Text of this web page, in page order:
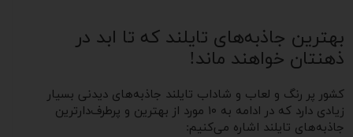
بهترین جاذبه‌های تایلند که تا ابد در
ذهنتان خواهند ماند!
کشور پر رنگ و لعاب و شاداب تایلند جاذبه‌های دیدنی بسیار
زیادی دارد که در ادامه به ۱۰ مورد از بهترین و پرطرف‌دارترین
جاذبه‌های تایلند اشاره می‌کنیم: